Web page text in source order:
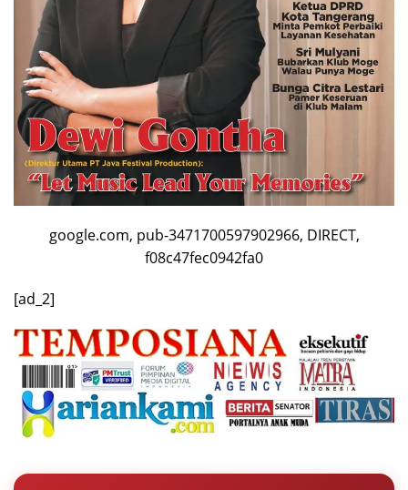
google.com, pub-3471700597902966, DIRECT,
f08c47fec0942fa0
[ad_2]